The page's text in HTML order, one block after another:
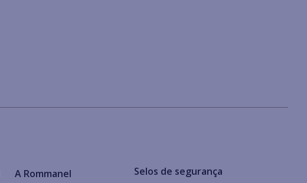
A Rommanel Selos de segurança